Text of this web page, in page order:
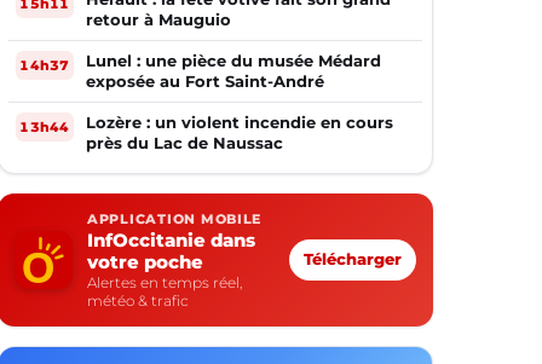
retour à Mauguio
14h37
Lunel : une pièce du musée Médard
exposée au Fort Saint-André
13h44
Lozère : un violent incendie en cours
près du Lac de Naussac
APPLICATION MOBILE
InfOccitanie dans
votre poche
Alertes en temps réel,
météo & trafic
Télécharger